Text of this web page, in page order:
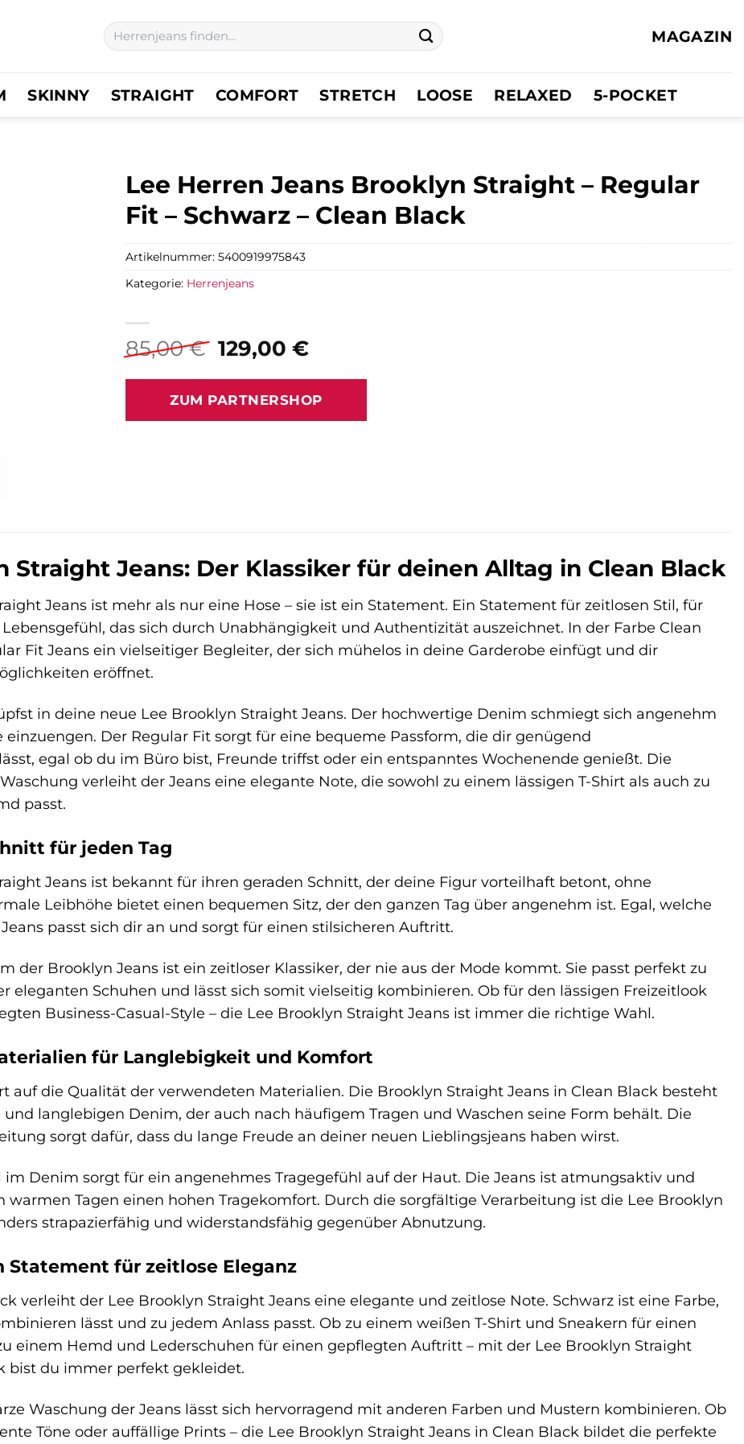
Suchen
nach:
MAGAZIN
SKINNY STRAIGHT COMFORT STRETCH LOOSE RELAXED 5-POCKET
Lee Herren Jeans Brooklyn Straight – Regular
Fit – Schwarz – Clean Black
85,00€ Ursprünglicher
war:
85,00 €
129,00 €Aktueller
ist:
129,00 €.
ZUM PARTNERSHOP
Artikelnummer: 5400919975843
Kategorie: Herrenjeans
Straight Jeans: Der Klassiker für deinen Alltag in Clean Black
Jeans ist mehr als nur eine Hose – sie ist ein Statement. Ein Statement für zeitlosen Stil, für
das sich durch Unabhängigkeit und Authentizität auszeichnet. In der Farbe Clean
Fit Jeans ein vielseitiger Begleiter, der sich mühelos in deine Garderobe einfügt und dir
eröffnet.
in deine neue Lee Brooklyn Straight Jeans. Der hochwertige Denim schmiegt sich angenehm
einzuengen. Der Regular Fit sorgt für eine bequeme Passform, die dir genügend
egal ob du im Büro bist, Freunde triffst oder ein entspanntes Wochenende genießt. Die
verleiht der Jeans eine elegante Note, die sowohl zu einem lässigen T-Shirt als auch zu
passt.
für jeden Tag
Jeans ist bekannt für ihren geraden Schnitt, der deine Figur vorteilhaft betont, ohne
Leibhöhe bietet einen bequemen Sitz, der den ganzen Tag über angenehm ist. Egal, welche
passt sich dir an und sorgt für einen stilsicheren Auftritt.
der Brooklyn Jeans ist ein zeitloser Klassiker, der nie aus der Mode kommt. Sie passt perfekt zu
eleganten Schuhen und lässt sich somit vielseitig kombinieren. Ob für den lässigen Freizeitlook
Business-Casual-Style – die Lee Brooklyn Straight Jeans ist immer die richtige Wahl.
für Langlebigkeit und Komfort
auf die Qualität der verwendeten Materialien. Die Brooklyn Straight Jeans in Clean Black besteht
langlebigen Denim, der auch nach häufigem Tragen und Waschen seine Form behält. Die
sorgt dafür, dass du lange Freude an deiner neuen Lieblingsjeans haben wirst.
Denim sorgt für ein angenehmes Tragegefühl auf der Haut. Die Jeans ist atmungsaktiv und
warmen Tagen einen hohen Tragekomfort. Durch die sorgfältige Verarbeitung ist die Lee Brooklyn
strapazierfähig und widerstandsfähig gegenüber Abnutzung.
Statement für zeitlose Eleganz
verleiht der Lee Brooklyn Straight Jeans eine elegante und zeitlose Note. Schwarz ist eine Farbe,
lässt und zu jedem Anlass passt. Ob zu einem weißen T-Shirt und Sneakern für einen
einem Hemd und Lederschuhen für einen gepflegten Auftritt – mit der Lee Brooklyn Straight
bist du immer perfekt gekleidet.
Waschung der Jeans lässt sich hervorragend mit anderen Farben und Mustern kombinieren. Ob
Töne oder auffällige Prints – die Lee Brooklyn Straight Jeans in Clean Black bildet die perfekte